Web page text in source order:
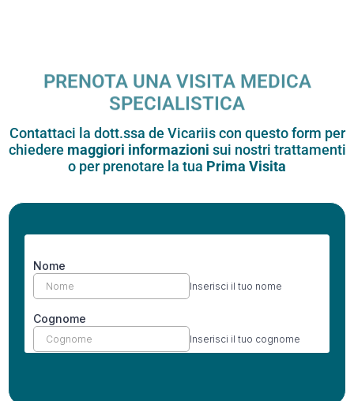
PRENOTA UNA VISITA MEDICA
SPECIALISTICA
Contattaci la dott.ssa de Vicariis con questo form per
chiedere maggiori informazioni sui nostri trattamenti
o per prenotare la tua Prima Visita